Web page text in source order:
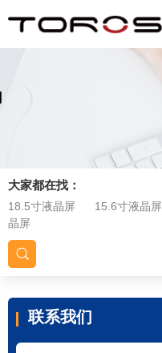
大家都在找：
18.5寸液晶屏 15.6寸液晶屏
晶屏
联系我们